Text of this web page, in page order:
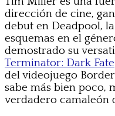
dirección de cine,
debut en Deadpool,
esquemas en el
demostrado su
Terminator: Dark Fate
del videojuego
sabe más bien poco,
verdadero camaleón